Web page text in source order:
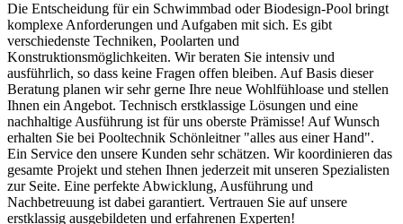
Die Entscheidung für ein Schwimmbad oder Biodesign-Pool bringt
komplexe Anforderungen und Aufgaben mit sich. Es gibt
verschiedenste Techniken, Poolarten und
Konstruktionsmöglichkeiten. Wir beraten Sie intensiv und
ausführlich, so dass keine Fragen offen bleiben. Auf Basis dieser
Beratung planen wir sehr gerne Ihre neue Wohlfühloase und stellen
Ihnen ein Angebot. Technisch erstklassige Lösungen und eine
nachhaltige Ausführung ist für uns oberste Prämisse! Auf Wunsch
erhalten Sie bei Pooltechnik Schönleitner "alles aus einer Hand".
Ein Service den unsere Kunden sehr schätzen. Wir koordinieren das
gesamte Projekt und stehen Ihnen jederzeit mit unseren Spezialisten
zur Seite. Eine perfekte Abwicklung, Ausführung und
Nachbetreuung ist dabei garantiert. Vertrauen Sie auf unsere
erstklassig ausgebildeten und erfahrenen Experten!